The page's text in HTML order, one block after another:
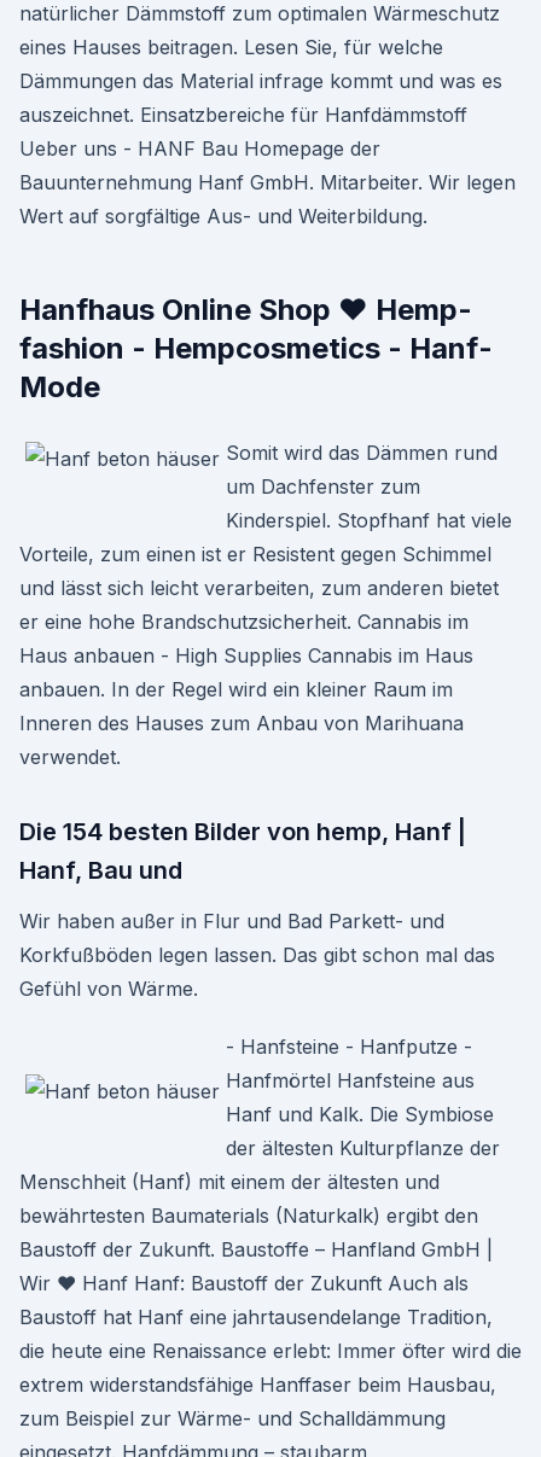
natürlicher Dämmstoff zum optimalen Wärmeschutz
eines Hauses beitragen. Lesen Sie, für welche
Dämmungen das Material infrage kommt und was es
auszeichnet. Einsatzbereiche für Hanfdämmstoff
Ueber uns - HANF Bau Homepage der
Bauunternehmung Hanf GmbH. Mitarbeiter. Wir legen
Wert auf sorgfältige Aus- und Weiterbildung.
Hanfhaus Online Shop ♥ Hemp-
fashion - Hempcosmetics - Hanf-
Mode
Somit wird das Dämmen rund
um Dachfenster zum
Kinderspiel. Stopfhanf hat viele
Vorteile, zum einen ist er Resistent gegen Schimmel
und lässt sich leicht verarbeiten, zum anderen bietet
er eine hohe Brandschutzsicherheit. Cannabis im
Haus anbauen - High Supplies Cannabis im Haus
anbauen. In der Regel wird ein kleiner Raum im
Inneren des Hauses zum Anbau von Marihuana
verwendet.
Die 154 besten Bilder von hemp, Hanf |
Hanf, Bau und
Wir haben außer in Flur und Bad Parkett- und
Korkfußböden legen lassen. Das gibt schon mal das
Gefühl von Wärme.
- Hanfsteine - Hanfputze -
Hanfmörtel Hanfsteine aus
Hanf und Kalk. Die Symbiose
der ältesten Kulturpflanze der
Menschheit (Hanf) mit einem der ältesten und
bewährtesten Baumaterials (Naturkalk) ergibt den
Baustoff der Zukunft. Baustoffe – Hanfland GmbH |
Wir ♥ Hanf Hanf: Baustoff der Zukunft Auch als
Baustoff hat Hanf eine jahrtausendelange Tradition,
die heute eine Renaissance erlebt: Immer öfter wird die
extrem widerstandsfähige Hanffaser beim Hausbau,
zum Beispiel zur Wärme- und Schalldämmung
eingesetzt. Hanfdämmung – staubarm,